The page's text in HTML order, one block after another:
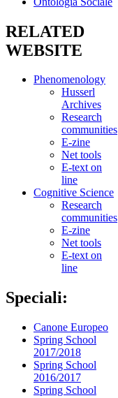
RELATED
WEBSITE
Phenomenology
Husserl
Archives
Research
communities
E-zine
Net tools
E-text on
line
Cognitive Science
Research
communities
E-zine
Net tools
E-text on
line
Speciali:
Canone Europeo
Spring School
2017/2018
Spring School
2016/2017
Spring School